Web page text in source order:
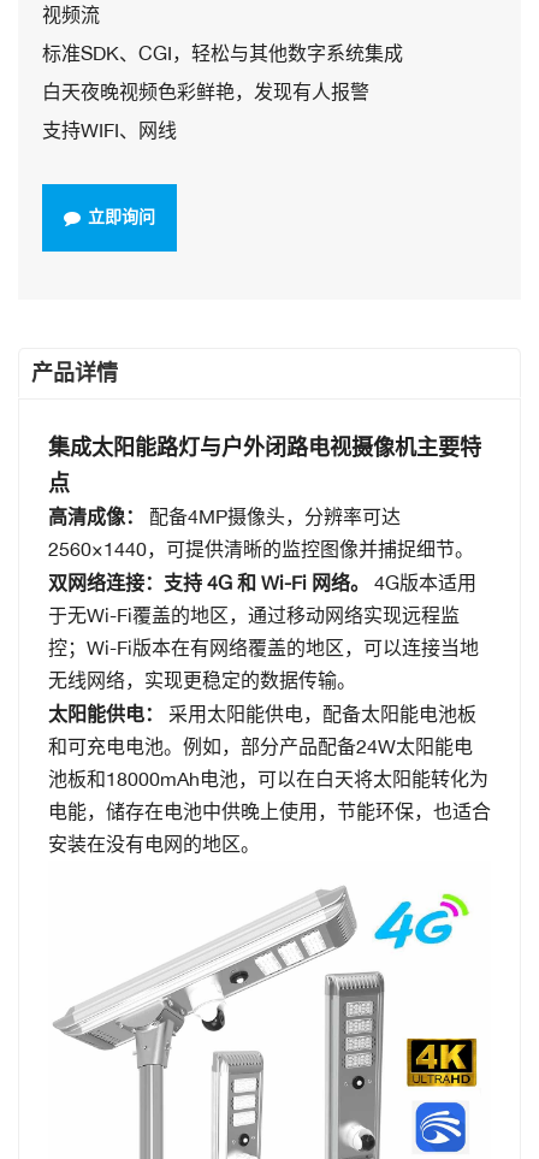
视频流
标准SDK、CGI，轻松与其他数字系统集成
白天夜晚视频色彩鲜艳，发现有人报警
支持WIFI、网线
立即询问
产品详情
集成太阳能路灯与户外闭路电视摄像机主要特
点
高清成像： 配备4MP摄像头，分辨率可达
2560×1440，可提供清晰的监控图像并捕捉细节。
双网络连接：支持 4G 和 Wi-Fi 网络。 4G版本适用
于无Wi-Fi覆盖的地区，通过移动网络实现远程监
控；Wi-Fi版本在有网络覆盖的地区，可以连接当地
无线网络，实现更稳定的数据传输。
太阳能供电： 采用太阳能供电，配备太阳能电池板
和可充电电池。例如，部分产品配备24W太阳能电
池板和18000mAh电池，可以在白天将太阳能转化为
电能，储存在电池中供晚上使用，节能环保，也适合
安装在没有电网的地区。